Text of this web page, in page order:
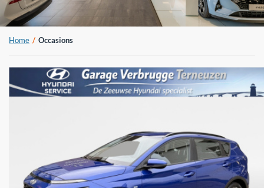
Home Occasions